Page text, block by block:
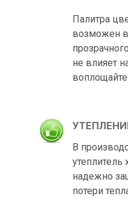
Палитра
возможен
не влияет
В
утеплитель
надежно
потери